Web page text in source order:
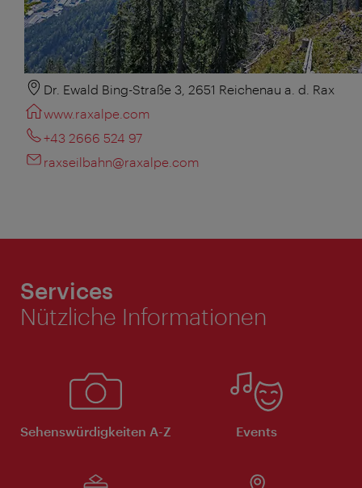
Dr. Ewald Bing-Straße 3, 2651 Reichenau a. d. Rax
www.raxalpe.com
+43 2666 524 97
raxseilbahn@raxalpe.com
Services
Nützliche Informationen
Sehenswürdigkeiten A-Z Events